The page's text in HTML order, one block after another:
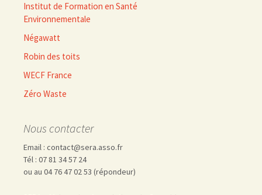
Institut de Formation en Santé
Environnementale
Négawatt
Robin des toits
WECF France
Zéro Waste
Nous contacter
Email : contact@sera.asso.fr
Tél : 07 81 34 57 24
ou au 04 76 47 02 53 (répondeur)